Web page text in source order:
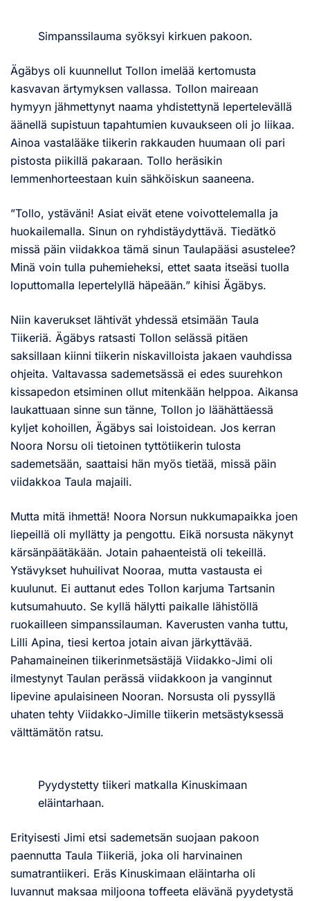
Simpanssilauma syöksyi kirkuen pakoon.
Ägäbys oli kuunnellut Tollon imelää kertomusta
kasvavan ärtymyksen vallassa. Tollon maireaan
hymyyn jähmettynyt naama yhdistettynä lepertelevällä
äänellä supistuun tapahtumien kuvaukseen oli jo liikaa.
Ainoa vastalääke tiikerin rakkauden huumaan oli pari
pistosta piikillä pakaraan. Tollo heräsikin
lemmenhorteestaan kuin sähköiskun saaneena.
”Tollo, ystäväni! Asiat eivät etene voivottelemalla ja
huokailemalla. Sinun on ryhdistäydyttävä. Tiedätkö
missä päin viidakkoa tämä sinun Taulapääsi asustelee?
Minä voin tulla puhemieheksi, ettet saata itseäsi tuolla
loputtomalla lepertelyllä häpeään.” kihisi Ägäbys.
Niin kaverukset lähtivät yhdessä etsimään Taula
Tiikeriä. Ägäbys ratsasti Tollon selässä pitäen
saksillaan kiinni tiikerin niskavilloista jakaen vauhdissa
ohjeita. Valtavassa sademetsässä ei edes suurehkon
kissapedon etsiminen ollut mitenkään helppoa. Aikansa
laukattuaan sinne sun tänne, Tollon jo läähättäessä
kyljet kohoillen, Ägäbys sai loistoidean. Jos kerran
Noora Norsu oli tietoinen tyttötiikerin tulosta
sademetsään, saattaisi hän myös tietää, missä päin
viidakkoa Taula majaili.
Mutta mitä ihmettä! Noora Norsun nukkumapaikka joen
liepeillä oli myllätty ja pengottu. Eikä norsusta näkynyt
kärsänpäätäkään. Jotain pahaenteistä oli tekeillä.
Ystävykset huhuilivat Nooraa, mutta vastausta ei
kuulunut. Ei auttanut edes Tollon karjuma Tartsanin
kutsumahuuto. Se kyllä hälytti paikalle lähistöllä
ruokailleen simpanssilauman. Kaverusten vanha tuttu,
Lilli Apina, tiesi kertoa jotain aivan järkyttävää.
Pahamaineinen tiikerinmetsästäjä Viidakko-Jimi oli
ilmestynyt Taulan perässä viidakkoon ja vanginnut
lipevine apulaisineen Nooran. Norsusta oli pyssyllä
uhaten tehty Viidakko-Jimille tiikerin metsästyksessä
välttämätön ratsu.
Pyydystetty tiikeri matkalla Kinuskimaan
eläintarhaan.
Erityisesti Jimi etsi sademetsän suojaan pakoon
paennutta Taula Tiikeriä, joka oli harvinainen
sumatrantiikeri. Eräs Kinuskimaan eläintarha oli
luvannut maksaa miljoona toffeeta elävänä pyydetystä